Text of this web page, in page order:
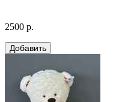
2500 р.